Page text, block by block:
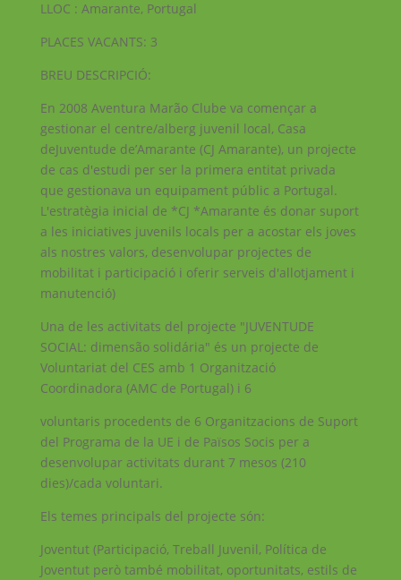
LLOC : Amarante, Portugal
PLACES VACANTS: 3
BREU DESCRIPCIÓ:
En 2008 Aventura Marão Clube va començar a
gestionar el centre/alberg juvenil local, Casa
deJuventude de’Amarante (CJ Amarante), un projecte
de cas d'estudi per ser la primera entitat privada
que gestionava un equipament públic a Portugal.
L'estratègia inicial de *CJ *Amarante és donar suport
a les iniciatives juvenils locals per a acostar els joves
als nostres valors, desenvolupar projectes de
mobilitat i participació i oferir serveis d'allotjament i
manutenció)
Una de les activitats del projecte "JUVENTUDE
SOCIAL: dimensão solidária" és un projecte de
Voluntariat del CES amb 1 Organització
Coordinadora (AMC de Portugal) i 6
voluntaris procedents de 6 Organitzacions de Suport
del Programa de la UE i de Països Socis per a
desenvolupar activitats durant 7 mesos (210
dies)/cada voluntari.
Els temes principals del projecte són:
Joventut (Participació, Treball Juvenil, Política de
Joventut però també mobilitat, oportunitats, estils de